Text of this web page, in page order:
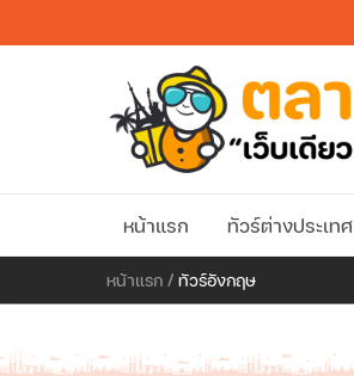
หน้าแรก ทัวร์ต่างประเทศ
หน้าแรก / ทัวร์อังกฤษ